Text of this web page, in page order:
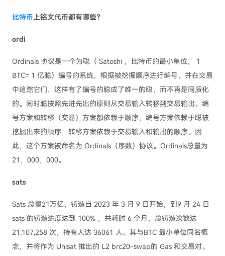
比特币 上铭文代币都有哪些？
ordi
Ordinals 协议是一个为聪（ Satoshi ，比特币的最小单位， 1
BTC= 1 亿聪）编号的系统，根据被挖掘顺序进行编号，并在交易
中追踪它们，这样有了编号的聪成了唯一的聪，而不再是同质化
的。同时聪按照先进先出的原则从交易输入转移到交易输出。编
号方案和转移（交易）方案都依赖于顺序，编号方案依赖于聪被
挖掘出来的顺序，转移方案依赖于交易输入和输出的顺序。因
此，这个方案被命名为 Ordinals（序数）协议。Ordinals总量为
21，000，000。
sats
Sats 总量21万亿，铸造自 2023 年 3 月 9 日开始，到9 月 24 日
sats 的铸造进度达到 100% ，共耗时 6 个月，总铸造次数达
21,107,258 次，持有人达 36061 人。其与BTC 最小单位同名概
念，并将作为 Unisat 推出的 L2 brc20-swap的 Gas 和交易对。